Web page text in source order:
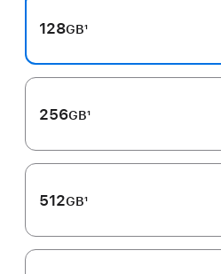
128GB
注
1
256GB
注
1
512GB
注
1